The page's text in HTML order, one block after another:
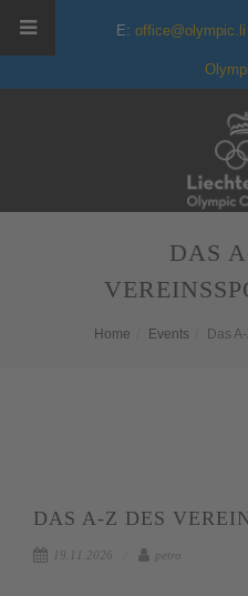
E: office@olympic.li
DAS
Home Events Das
DAS A-Z DES
19.11.2026 petra